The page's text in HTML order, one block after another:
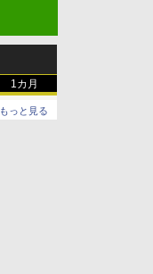
1カ月
もっと見る